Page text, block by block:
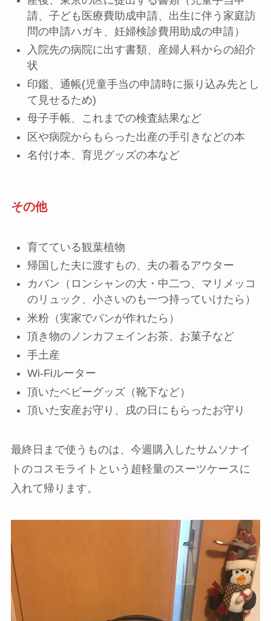
請、子ども医療費助成申請、出生に伴う家庭訪
問の申請ハガキ、妊婦検診費用助成の申請）
入院先の病院に出す書類、産婦人科からの紹介
状
印鑑、通帳(児童手当の申請時に振り込み先とし
て見せるため)
母子手帳、これまでの検査結果など
区や病院からもらった出産の手引きなどの本
名付け本、育児グッズの本など
その他
育てている観葉植物
帰国した夫に渡すもの、夫の着るアウター
カバン（ロンシャンの大・中二つ、マリメッコ
のリュック、小さいのも一つ持っていけたら）
米粉（実家でパンが作れたら）
頂き物のノンカフェインお茶、お菓子など
手土産
Wi-Fiルーター
頂いたベビーグッズ（靴下など）
頂いた安産お守り、戌の日にもらったお守り
最終日まで使うものは、今週購入したサムソナイ
トのコスモライトという超軽量のスーツケースに
入れて帰ります。